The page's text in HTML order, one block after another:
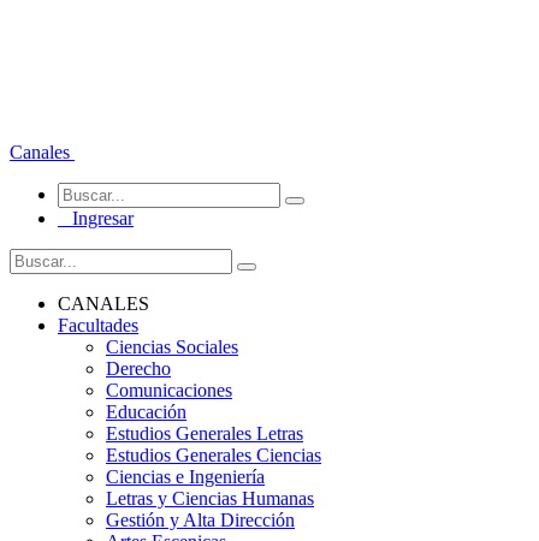
Canales
Ingresar
CANALES
Facultades
Ciencias Sociales
Derecho
Comunicaciones
Educación
Estudios Generales Letras
Estudios Generales Ciencias
Ciencias e Ingeniería
Letras y Ciencias Humanas
Gestión y Alta Dirección